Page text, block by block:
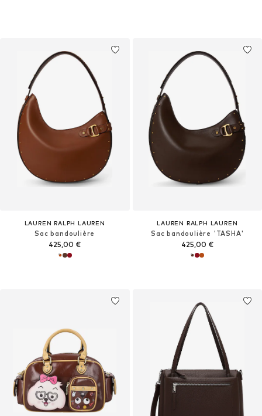
LAUREN RALPH LAUREN
Sac bandoulière
425,00 €
LAUREN RALPH LAUREN
Sac bandoulière 'TASHA'
425,00 €